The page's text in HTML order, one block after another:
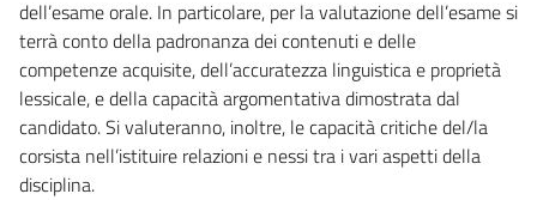
dell’esame orale. In particolare, per la valutazione dell’esame si
terrà conto della padronanza dei contenuti e delle
competenze acquisite, dell’accuratezza linguistica e proprietà
lessicale, e della capacità argomentativa dimostrata dal
candidato. Si valuteranno, inoltre, le capacità critiche del/la
corsista nell’istituire relazioni e nessi tra i vari aspetti della
disciplina.